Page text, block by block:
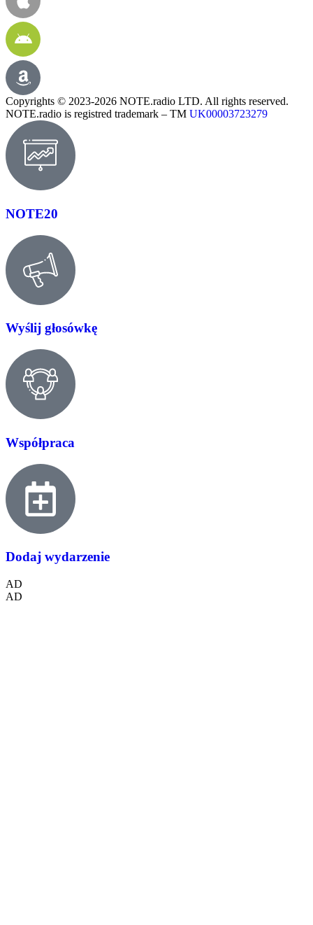
Copyrights © 2023-2026 NOTE.radio LTD. All rights reserved.
NOTE.radio is registred trademark – TM UK00003723279
NOTE20
Wyślij głosówkę
Współpraca
Dodaj wydarzenie
AD
AD